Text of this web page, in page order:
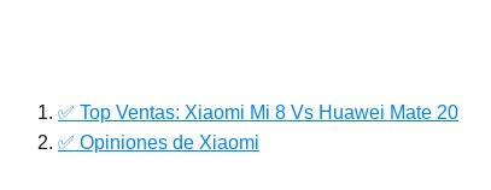
✅ Top Ventas: Xiaomi Mi 8 Vs Huawei Mate 20
✅ Opiniones de Xiaomi